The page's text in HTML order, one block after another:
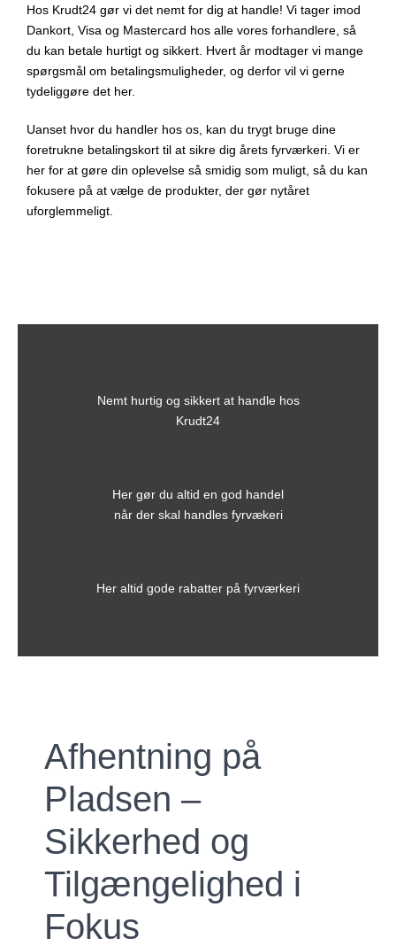
Hos Krudt24 gør vi det nemt for dig at handle! Vi tager imod
Dankort, Visa og Mastercard hos alle vores forhandlere, så
du kan betale hurtigt og sikkert. Hvert år modtager vi mange
spørgsmål om betalingsmuligheder, og derfor vil vi gerne
tydeliggøre det her.
Uanset hvor du handler hos os, kan du trygt bruge dine
foretrukne betalingskort til at sikre dig årets fyrværkeri. Vi er
her for at gøre din oplevelse så smidig som muligt, så du kan
fokusere på at vælge de produkter, der gør nytåret
uforglemmeligt.
Nemt hurtig og sikkert at handle hos
Krudt24
Her gør du altid en god handel
når der skal handles fyrvækeri
Her altid gode rabatter på fyrværkeri
Afhentning på
Pladsen –
Sikkerhed og
Tilgængelighed i
Fokus